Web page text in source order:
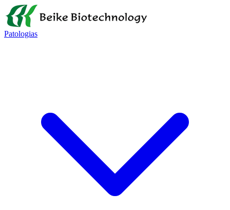
Patologias